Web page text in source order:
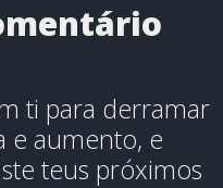
ti para derramar
e aumento, e
teus próximos